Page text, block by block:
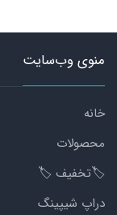
منوی وب‌سایت
خانه
محصولات
🏷️تخفیف 🏷️
دراپ شیپینگ